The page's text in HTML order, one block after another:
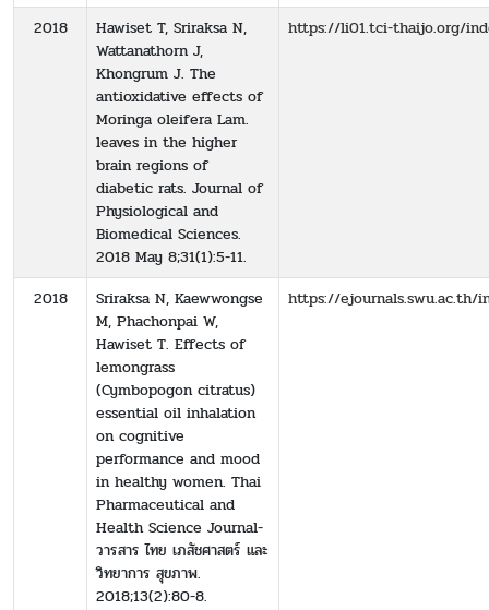
2018
Hawiset T, Sriraksa N,
Wattanathorn J,
Khongrum J. The
antioxidative effects of
Moringa oleifera Lam.
leaves in the higher
brain regions of
diabetic rats. Journal of
Physiological and
Biomedical Sciences.
2018 May 8;31(1):5-11.
https://li01.tci-thaijo.org/
2018
Sriraksa N, Kaewwongse
M, Phachonpai W,
Hawiset T. Effects of
lemongrass
(Cymbopogon citratus)
essential oil inhalation
on cognitive
performance and mood
in healthy women. Thai
Pharmaceutical and
Health Science Journal-
วารสาร ไทย เภสัชศาสตร์ และ
วิทยาการ สุขภาพ.
2018;13(2):80-8.
https://